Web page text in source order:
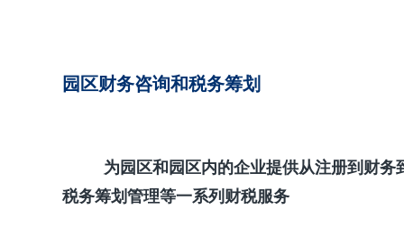
园区财务咨询和税务筹划
为园区和园区内的企业提供从注册到财务
税务筹划管理等一系列财税服务